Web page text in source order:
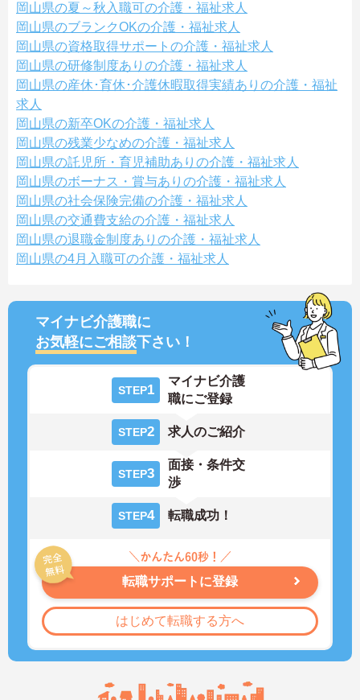
岡山県の夏～秋入職可の介護・福祉求人
岡山県のブランクOKの介護・福祉求人
岡山県の資格取得サポートの介護・福祉求人
岡山県の研修制度ありの介護・福祉求人
岡山県の産休･育休･介護休暇取得実績ありの介護・福祉
求人
岡山県の新卒OKの介護・福祉求人
岡山県の残業少なめの介護・福祉求人
岡山県の託児所・育児補助ありの介護・福祉求人
岡山県のボーナス・賞与ありの介護・福祉求人
岡山県の社会保険完備の介護・福祉求人
岡山県の交通費支給の介護・福祉求人
岡山県の退職金制度ありの介護・福祉求人
岡山県の4月入職可の介護・福祉求人
マイナビ介護職に
お気軽にご相談下さい！
STEP1
マイナビ介護
職にご登録
STEP2 求人のご紹介
STEP3
面接・条件交
渉
STEP4 転職成功！
転職サポートに登録
はじめて転職する方へ